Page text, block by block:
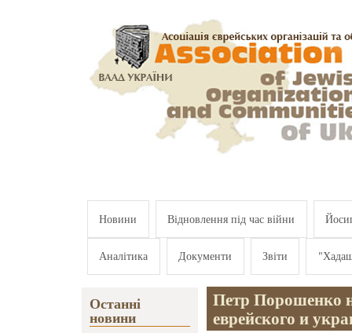
Новини Відновлення під час війни
Аналітика Документи Звіти
Останні
новини
Петр Порошенко
еврейского и